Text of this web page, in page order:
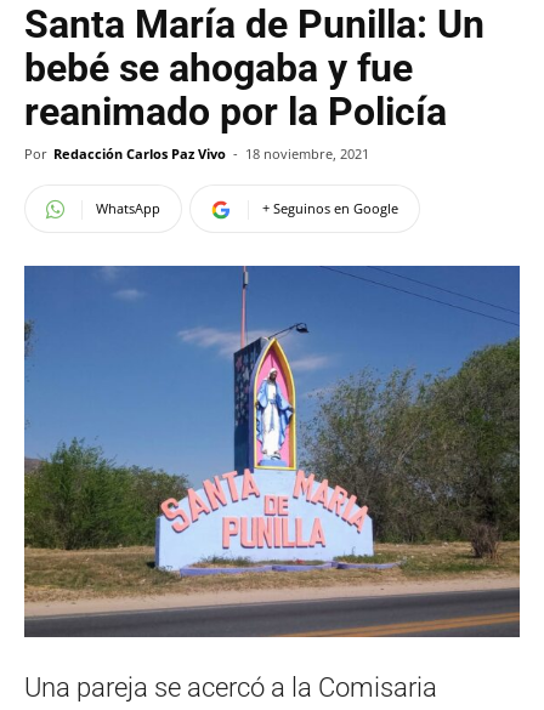
Santa María de Punilla: Un
bebé se ahogaba y fue
reanimado por la Policía
Por Redacción Carlos Paz Vivo - 18 noviembre, 2021
WhatsApp + Seguinos en Google
Una pareja se acercó a la Comisaria